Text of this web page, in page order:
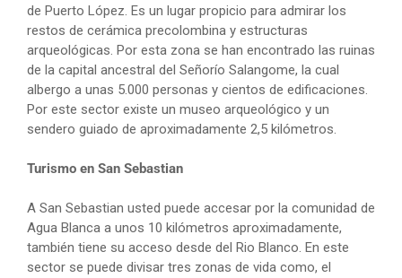
de Puerto López. Es un lugar propicio para admirar los
restos de cerámica precolombina y estructuras
arqueológicas. Por esta zona se han encontrado las ruinas
de la capital ancestral del Señorío Salangome, la cual
albergo a unas 5.000 personas y cientos de edificaciones.
Por este sector existe un museo arqueológico y un
sendero guiado de aproximadamente 2,5 kilómetros.
Turismo en San Sebastian
A San Sebastian usted puede accesar por la comunidad de
Agua Blanca a unos 10 kilómetros aproximadamente,
también tiene su acceso desde del Rio Blanco. En este
sector se puede divisar tres zonas de vida como, el